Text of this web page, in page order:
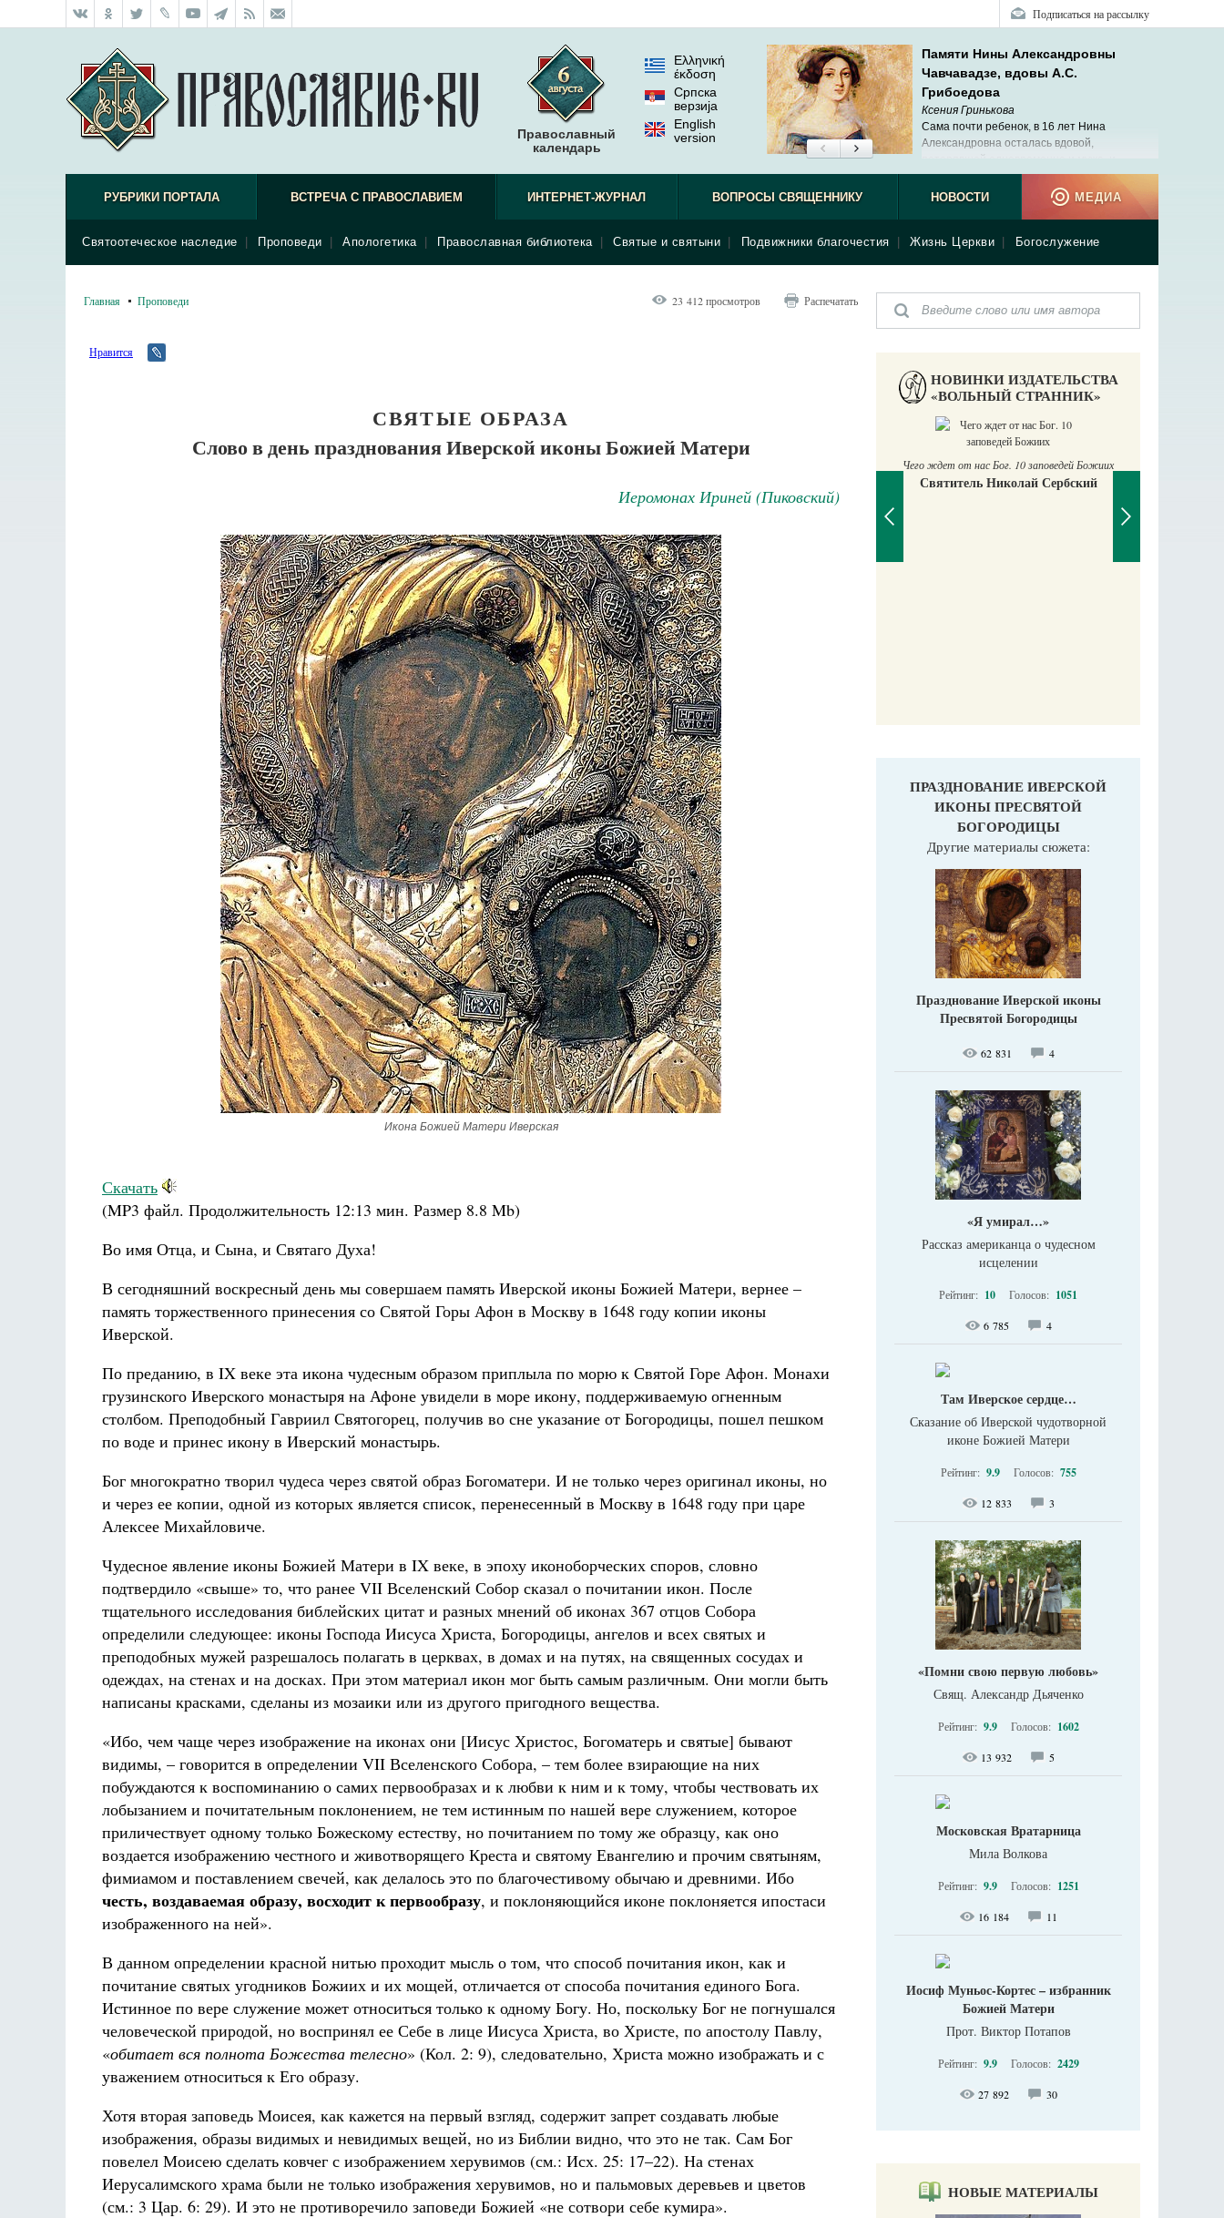
Подписаться на рассылку
Православный
календарь
Ελληνική
έκδοση
Српска
верзиjа
English
version
Памяти Нины Александровны
Чавчавадзе, вдовы А.С.
Грибоедова
Ксения Гринькова
Сама почти ребенок, в 16 лет Нина
Александровна осталась вдовой,
ребенка.
РУБРИКИ ПОРТАЛА ВСТРЕЧА С ПРАВОСЛАВИЕМ
Святоотеческое наследие Проповеди Апологетика Православная библиотека Святые и святыни Подвижники благочестия Жизнь Церкви Богослужение
ИНТЕРНЕТ-ЖУРНАЛ ВОПРОСЫ СВЯЩЕННИКУ НОВОСТИ МЕДИА
Главная Проповеди 23 412 просмотров Распечатать
Нравится
СВЯТЫЕ ОБРАЗА
Слово в день празднования Иверской иконы Божией Матери
Иеромонах Ириней (Пиковский)
Икона Божией Матери Иверская
Скачать
(MP3 файл. Продолжительность 12:13 мин. Размер 8.8 Mb)
Во имя Отца, и Сына, и Святаго Духа!
В сегодняшний воскресный день мы совершаем память Иверской иконы Божией Матери, вернее –
память торжественного принесения со Святой Горы Афон в Москву в 1648 году копии иконы
Иверской.
По преданию, в IX веке эта икона чудесным образом приплыла по морю к Святой Горе Афон. Монахи
грузинского Иверского монастыря на Афоне увидели в море икону, поддерживаемую огненным
столбом. Преподобный Гавриил Святогорец, получив во сне указание от Богородицы, пошел пешком
по воде и принес икону в Иверский монастырь.
Бог многократно творил чудеса через святой образ Богоматери. И не только через оригинал иконы, но
и через ее копии, одной из которых является список, перенесенный в Москву в 1648 году при царе
Алексее Михайловиче.
Чудесное явление иконы Божией Матери в IX веке, в эпоху иконоборческих споров, словно
подтвердило «свыше» то, что ранее VII Вселенский Собор сказал о почитании икон. После
тщательного исследования библейских цитат и разных мнений об иконах 367 отцов Собора
определили следующее: иконы Господа Иисуса Христа, Богородицы, ангелов и всех святых и
преподобных мужей разрешалось полагать в церквах, в домах и на путях, на священных сосудах и
одеждах, на стенах и на досках. При этом материал икон мог быть самым различным. Они могли быть
написаны красками, сделаны из мозаики или из другого пригодного вещества.
«Ибо, чем чаще через изображение на иконах они [Иисус Христос, Богоматерь и святые] бывают
видимы, – говорится в определении VII Вселенского Собора, – тем более взирающие на них
побуждаются к воспоминанию о самих первообразах и к любви к ним и к тому, чтобы чествовать их
лобызанием и почитательным поклонением, не тем истинным по нашей вере служением, которое
приличествует одному только Божескому естеству, но почитанием по тому же образцу, как оно
воздается изображению честного и животворящего Креста и святому Евангелию и прочим святыням,
фимиамом и поставлением свечей, как делалось это по благочестивому обычаю и древними. Ибо
честь, воздаваемая образу, восходит к первообразу, и поклоняющийся иконе поклоняется ипостаси
изображенного на ней».
В данном определении красной нитью проходит мысль о том, что способ почитания икон, как и
почитание святых угодников Божиих и их мощей, отличается от способа почитания единого Бога.
Истинное по вере служение может относиться только к одному Богу. Но, поскольку Бог не погнушался
человеческой природой, но воспринял ее Себе в лице Иисуса Христа, во Христе, по апостолу Павлу,
«обитает вся полнота Божества телесно» (Кол. 2: 9), следовательно, Христа можно изображать и с
уважением относиться к Его образу.
Хотя вторая заповедь Моисея, как кажется на первый взгляд, содержит запрет создавать любые
изображения, образы видимых и невидимых вещей, но из Библии видно, что это не так. Сам Бог
повелел Моисею сделать ковчег с изображением херувимов (см.: Исх. 25: 17–22). На стенах
Иерусалимского храма были не только изображения херувимов, но и пальмовых деревьев и цветов
(см.: 3 Цар. 6: 29). И это не противоречило заповеди Божией «не сотвори себе кумира».
НОВИНКИ ИЗДАТЕЛЬСТВА
«ВОЛЬНЫЙ СТРАННИК»
Разлуки не будет
Фредерика де Грааф
святого
Роман Котов
Чего ждет от нас Бог. 10 заповедей Божиих
Святитель Николай Сербский
ПРАЗДНОВАНИЕ ИВЕРСКОЙ
ИКОНЫ ПРЕСВЯТОЙ
БОГОРОДИЦЫ
Другие материалы сюжета:
Празднование Иверской иконы
Пресвятой Богородицы
62 831 4
«Я умирал…»
Рассказ американца о чудесном
исцелении
Рейтинг: 10 Голосов: 1051
6 785 4
Там Иверское сердце…
Сказание об Иверской чудотворной
иконе Божией Матери
Рейтинг: 9.9 Голосов: 755
12 833 3
«Помни свою первую любовь»
Свящ. Александр Дьяченко
Рейтинг: 9.9 Голосов: 1602
13 932 5
Московская Вратарница
Мила Волкова
Рейтинг: 9.9 Голосов: 1251
16 184 11
Иосиф Муньос-Кортес – избранник
Божией Матери
Прот. Виктор Потапов
Рейтинг: 9.9 Голосов: 2429
27 892 30
НОВЫЕ МАТЕРИАЛЫ